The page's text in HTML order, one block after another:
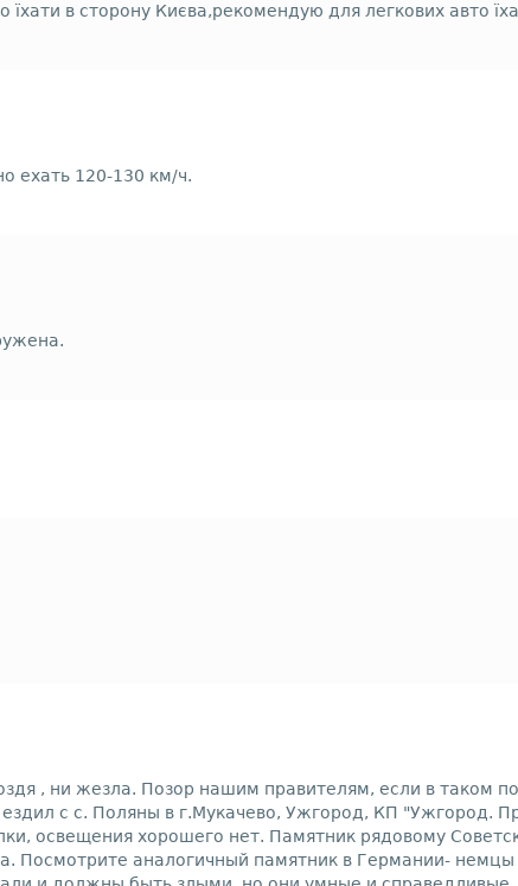
в сторону Києва,рекомендую для легкових авто
ехать 120-130 км/ч.
, ни жезла. Позор нашим правителям, если в таком
ездил с с. Поляны в г.Мукачево, Ужгород, КП "Ужгород.
освещения хорошего нет. Памятник рядовому
аналогичный памятник в Германии- немцы